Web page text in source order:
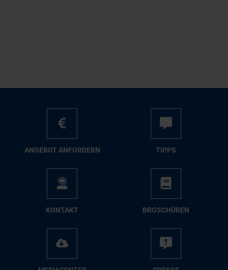
AN­GE­BOT AN­FOR­DERN TIPPS
KON­TAKT BRO­SCHÜ­REN